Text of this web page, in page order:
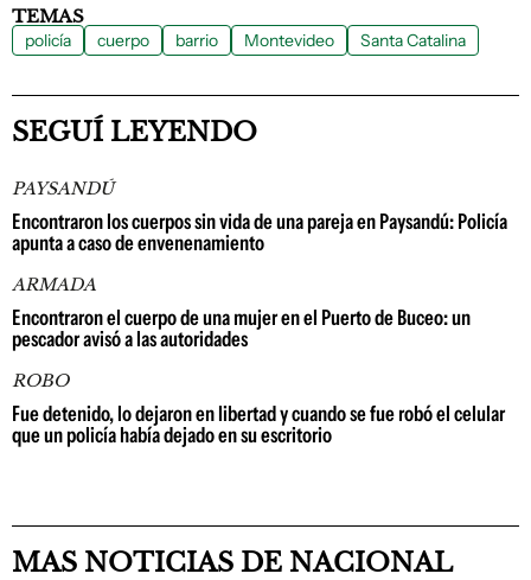
TEMAS
policía cuerpo barrio Montevideo Santa Catalina
SEGUÍ LEYENDO
PAYSANDÚ
Encontraron los cuerpos sin vida de una pareja en Paysandú: Policía
apunta a caso de envenenamiento
ARMADA
Encontraron el cuerpo de una mujer en el Puerto de Buceo: un
pescador avisó a las autoridades
ROBO
Fue detenido, lo dejaron en libertad y cuando se fue robó el celular
que un policía había dejado en su escritorio
MAS NOTICIAS DE NACIONAL